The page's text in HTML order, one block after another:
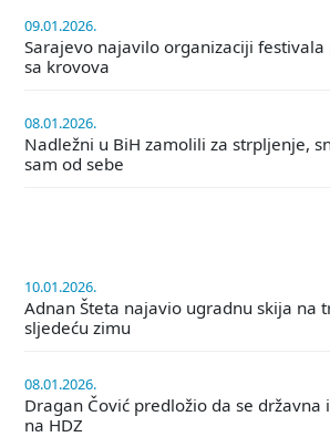
09.01.2026.
Sarajevo najavilo organizaciji
sa krovova
08.01.2026.
Nadležni u BiH zamolili za strpljenje,
sam od sebe
10.01.2026.
Adnan Šteta najavio ugradnu skija na
sljedeću zimu
08.01.2026.
Dragan Čović predložio da se državna
na HDZ